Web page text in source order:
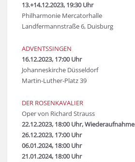
13.+14.12.2023, 19:30 Uhr
Philharmonie Mercatorhalle
Landfermannstraße 6, Duisburg
ADVENTSSINGEN
16.12.2023, 17:00 Uhr
Johanneskirche Düsseldorf
Martin-Luther-Platz 39
DER ROSENKAVALIER
Oper von Richard Strauss
22.12.2023, 18:00 Uhr, Wiederaufnahme
26.12.2023, 17:00 Uhr
06.01.2024, 18:00 Uhr
21.01.2024, 18:00 Uhr